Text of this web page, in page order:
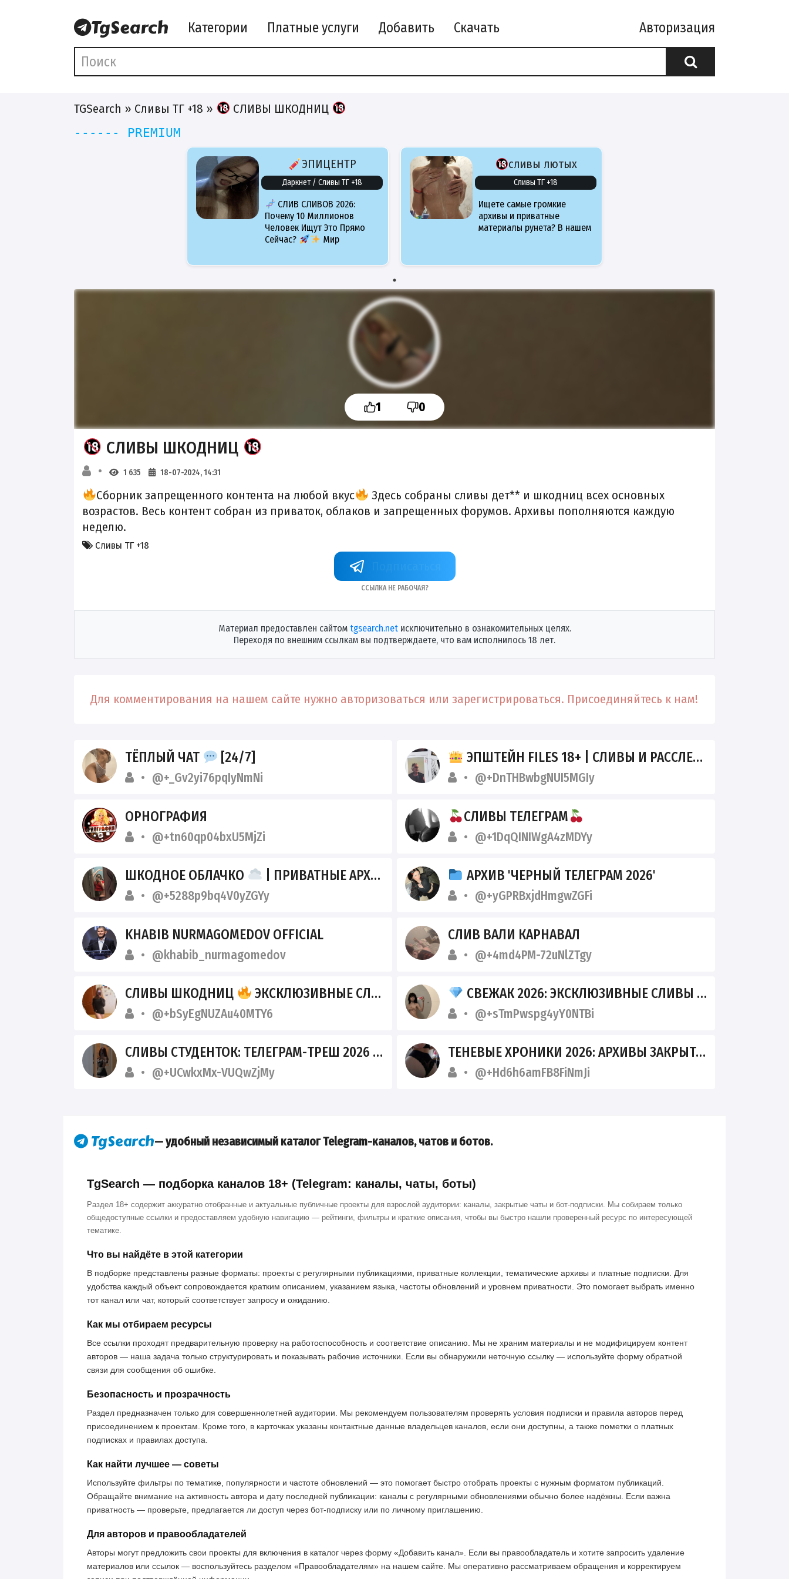
Категории Платные услуги Добавить Скачать Авторизация
TGSearch » Сливы ТГ +18 » СЛИВЫ ШКОДНИЦ
------ PREMIUM
ЭПИЦЕНТР
Даркнет / Сливы ТГ +18
СЛИВ СЛИВОВ 2026:
Почему 10 Миллионов
Человек Ищут Это Прямо
Сейчас?
Мир
сливы лютых
Сливы ТГ +18
Ищете самые громкие
архивы и приватные
материалы рунета? В нашем
1 0
СЛИВЫ ШКОДНИЦ
1 635 18-07-2024, 14:31
Сборник запрещенного контента на любой вкус
Здесь собраны сливы дет** и шкодниц всех основных
возрастов. Весь контент собран из приваток, облаков и запрещенных форумов. Архивы пополняются каждую
неделю.
Сливы ТГ +18
Ссылка не рабочая?
Материал предоставлен сайтом tgsearch.netисключительно в ознакомительных целях.
Переходя по внешним ссылкам вы подтверждаете, что вам исполнилось 18 лет.
Для комментирования на нашем сайте нужно авторизоваться или зарегистрироваться. Присоединяйтесь к нам!
ТЁПЛЫЙ ЧАТ [24/7]
@+_Gv2yi76pqIyNmNi
ЭПШТЕЙН FILES 18+ | СЛИВЫ И РАССЛЕДОВАНИЯ
@+DnTHBwbgNUI5MGIy
ОРНОГРАФИЯ
@+tn60qp04bxU5MjZi
СЛИВЫ ТЕЛЕГРАМ
@+1DqQINIWgA4zMDYy
ШКОДНОЕ ОБЛАЧКО | ПРИВАТНЫЕ АРХИВЫ СО СЛИВАМИ ШКУР
@+5288p9bq4V0yZGYy
АРХИВ 'ЧЕРНЫЙ ТЕЛЕГРАМ 2026'
@+yGPRBxjdHmgwZGFi
KHABIB NURMAGOMEDOV OFFICIAL
@khabib_nurmagomedov
СЛИВ ВАЛИ КАРНАВАЛ
@+4md4PM-72uNlZTgy
СЛИВЫ ШКОДНИЦ ЭКСКЛЮЗИВНЫЕ СЛИВЫ СТУДЕНТОК
@+bSyEgNUZAu40MTY6
СВЕЖАК 2026: ЭКСКЛЮЗИВНЫЕ СЛИВЫ ИЗ ПРИВАТА
@+sTmPwspg4yY0NTBi
СЛИВЫ СТУДЕНТОК: ТЕЛЕГРАМ-ТРЕШ 2026
@+UCwkxMx-VUQwZjMy
ТЕНЕВЫЕ ХРОНИКИ 2026: АРХИВЫ ЗАКРЫТОГО ТЕЛЕГРАМ-КЛУБА
@+Hd6h6amFB8FiNmJi
— удобный независимый каталог Telegram-каналов, чатов и ботов.
TgSearch — подборка каналов 18+ (Telegram: каналы, чаты, боты)
Раздел 18+ содержит аккуратно отобранные и актуальные публичные проекты для взрослой аудитории: каналы, закрытые чаты и бот-подписки. Мы собираем только
общедоступные ссылки и предоставляем удобную навигацию — рейтинги, фильтры и краткие описания, чтобы вы быстро нашли проверенный ресурс по интересующей
тематике.
Что вы найдёте в этой категории
В подборке представлены разные форматы: проекты с регулярными публикациями, приватные коллекции, тематические архивы и платные подписки. Для
удобства каждый объект сопровождается кратким описанием, указанием языка, частоты обновлений и уровнем приватности. Это помогает выбрать именно
тот канал или чат, который соответствует запросу и ожиданию.
Как мы отбираем ресурсы
Все ссылки проходят предварительную проверку на работоспособность и соответствие описанию. Мы не храним материалы и не модифицируем контент
авторов — наша задача только структурировать и показывать рабочие источники. Если вы обнаружили неточную ссылку — используйте форму обратной
связи для сообщения об ошибке.
Безопасность и прозрачность
Раздел предназначен только для совершеннолетней аудитории. Мы рекомендуем пользователям проверять условия подписки и правила авторов перед
присоединением к проектам. Кроме того, в карточках указаны контактные данные владельцев каналов, если они доступны, а также пометки о платных
подписках и правилах доступа.
Как найти лучшее — советы
Используйте фильтры по тематике, популярности и частоте обновлений — это помогает быстро отобрать проекты с нужным форматом публикаций.
Обращайте внимание на активность автора и дату последней публикации: каналы с регулярными обновлениями обычно более надёжны. Если важна
приватность — проверьте, предлагается ли доступ через бот-подписку или по личному приглашению.
Для авторов и правообладателей
Авторы могут предложить свои проекты для включения в каталог через форму «Добавить канал». Если вы правообладатель и хотите запросить удаление
материалов или ссылок — воспользуйтесь разделом «Правообладателям» на нашем сайте. Мы оперативно рассматриваем обращения и корректируем